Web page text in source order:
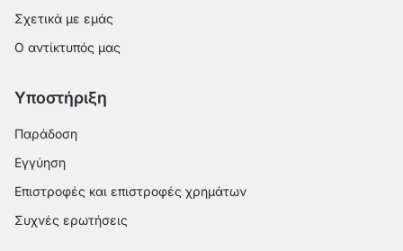
Σχετικά με εμάς
Ο αντίκτυπός μας
Υποστήριξη
Παράδοση
Εγγύηση
Επιστροφές και επιστροφές χρημάτων
Συχνές ερωτήσεις